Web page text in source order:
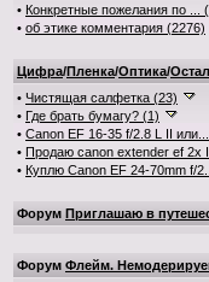
• Конкретные пожелания по ...
• об этике комментария (2276)
Цифра/Пленка/Оптика/
• Чистящая салфетка (23)
• Где брать бумагу? (1)
• Canon EF 16-35 f/2.8 L II
• Продаю canon extender ef 2x
• Куплю Canon EF 24-70mm f/
Форум Приглашаю в
Форум Флейм.